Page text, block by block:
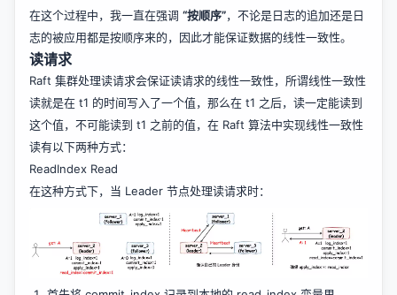
在这个过程中，我一直在强调 “按顺序”，不论是日志的追加还是日
志的被应用都是按顺序来的，因此才能保证数据的线性一致性。
读请求
Raft 集群处理读请求会保证读请求的线性一致性，所谓线性一致性
读就是在 t1 的时间写入了一个值，那么在 t1 之后，读一定能读到
这个值，不可能读到 t1 之前的值，在 Raft 算法中实现线性一致性
读有以下两种方式：
ReadIndex Read
在这种方式下，当 Leader 节点处理读请求时：